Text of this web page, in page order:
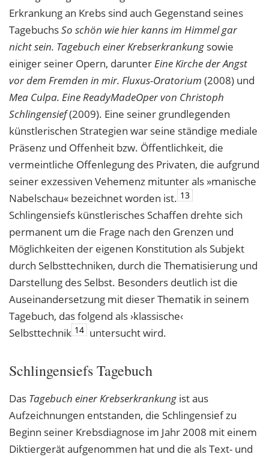
Erkrankung an Krebs sind auch Gegenstand seines
TagebuchsSo schön wie hier kanns im Himmel gar
nicht sein. Tagebuch einer Krebserkrankung sowie
einiger seiner Opern, darunterEine Kirche der Angst
vor dem Fremden in mir. Fluxus-Oratorium (2008) und
Mea Culpa. Eine ReadyMadeOper von Christoph
Schlingensief(2009). Eine seiner grundlegenden
künstlerischen Strategien war seine ständige mediale
Präsenz und Offenheit bzw. Öffentlichkeit, die
vermeintliche Offenlegung des Privaten, die aufgrund
seiner exzessiven Vehemenz mitunter als »manische
Nabelschau« bezeichnet worden ist. 13
Schlingensiefs künstlerisches Schaffen drehte sich
permanent um die Frage nach den Grenzen und
Möglichkeiten der eigenen Konstitution als Subjekt
durch Selbsttechniken, durch die Thematisierung und
Darstellung des Selbst. Besonders deutlich ist die
Auseinandersetzung mit dieser Thematik in seinem
Tagebuch, das folgend als ›klassische‹
Selbsttechnik 14 untersucht wird.
Schlingensiefs Tagebuch
Das Tagebuch einer Krebserkrankung ist aus
Aufzeichnungen entstanden, die Schlingensief zu
Beginn seiner Krebsdiagnose im Jahr 2008 mit einem
Diktiergerät aufgenommen hat und die als Text- und